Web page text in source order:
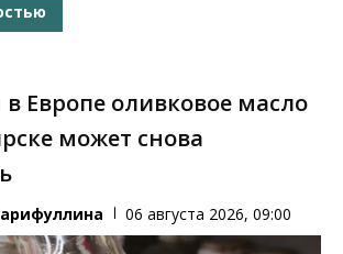
Европе оливковое масло
может снова
06 августа 2026, 09:00